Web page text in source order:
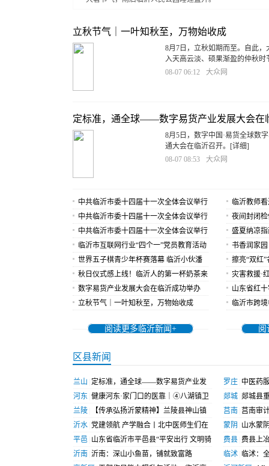
立秋节气｜一叶知秋至，万物始收成
8月7日，立秋如期而至。自此
入天高云淡、硕果渐盈的仲秋时
08-07 06:12
大众网
定标准，通全球——数字易货产业发展大会在
8月5日，数字中国·易货全球数
通大会在临沂召开。 [详细]
08-07 08:53
大众网
中共临沂市委十四届十一次全体会议举行
｜王恒菊：推进三级养老服务建设 擦亮
医养河东品牌
中共临沂市委十四届十一次全体会议举行
｜张瑞春：为农业农村现代化贡献基层力
量
中共临沂市委十四届十一次全体会议举行
｜侯民：念好“四字诀” 写好社区治理大文
章
临沂市互联网行业“四个一”党员教育活动
成功举行
世界五子棋青少年杯赛落幕 临沂小伙潘
冠臣成功夺得世界冠军
秋日仪式感上线！临沂人的第一杯奶茶来
了
数字易货产业发展大会在临沂成功举办
立秋节气｜一叶知秋至，万物始收成
阅读更多临沂新闻+
临沂教师
“抢车”！
夜间封闭
三河口隧
盛夏纳凉
消暑体验
书香润家
庄社区优
擦亮“双红
省临沂市红
机关党建
灾害救援·
市暨兰山
行
山东省红
个村卫生室
临沂市跨
阅
区县新闻
兰山 定标准，通全球——数字易货产业发
展大会在临沂成功举办
罗庄 中医药
罗庄区中医夜
河东 健康河东·家门口的医靠｜④八湖镇卫
生院耳鼻喉科：小镇硬实力 省派业务院长下
沉托起区域大健康
郯城 郯城县
支部书记话担
兰陵
【传承弘扬沂蒙精神】兰陵县神山镇
开展 “带着沂蒙精神上大学”主题活动
莒南 莒南审
兵”促实干
沂水 党建领航 产学融合丨北中医师生们在
沂水书写中医药赋能答卷
蒙阴 山水蒙
的理想去处
平邑 山东省临沂市平邑县“平安出行 文明骑
行”主题宣传 筑牢道路交通安全防线
费县 费县上
沂南 沂南：深山小鱼苗，铺就致富路 临沭 临沭：